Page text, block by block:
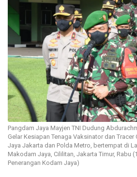
Pangdam Jaya Mayjen TNI Dudung
Gelar Kesiapan Tenaga Vaksinator dan
Jaya Jakarta dan Polda Metro, bertempat di
Makodam Jaya, Cililitan, Jakarta Timur, Rabu
Penerangan Kodam Jaya)